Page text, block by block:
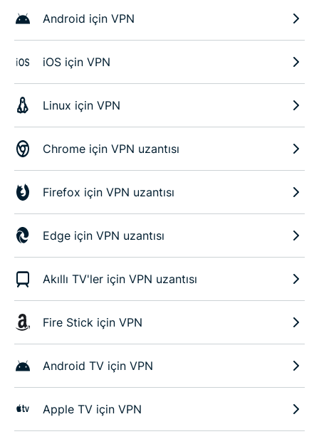
Android için VPN
iOS için VPN
Linux için VPN
Chrome için VPN uzantısı
Firefox için VPN uzantısı
Edge için VPN uzantısı
Akıllı TV'ler için VPN uzantısı
Fire Stick için VPN
Android TV için VPN
Apple TV için VPN